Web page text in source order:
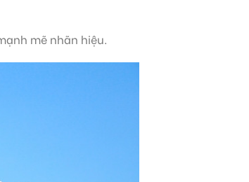
mẽ nhãn hiệu.